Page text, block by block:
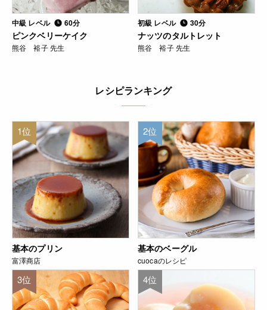
中級 レベル 60分
ピンクベリーケイク
熊谷 裕子 先生
初級 レベル 30分
ナッツのタルトレット
熊谷 裕子 先生
レシピランキング
1位
基本のプリン
富澤商店
2位
基本のベーグル
cuocaのレシピ
3位 4位